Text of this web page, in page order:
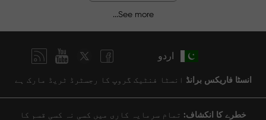
See more...
اردو
انسٹا فاریکس برانڈ انسٹا فنٹیک گروپ کا رجسٹرڈ ٹریڈ مارک ہے
خطرے کا انکشاف: تمام سرمایہ کاری میں کسی نہ کسی قسم کا